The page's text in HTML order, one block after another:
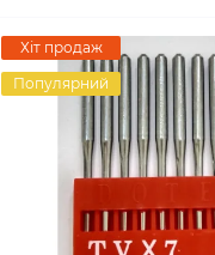
Хіт продаж
Популярний